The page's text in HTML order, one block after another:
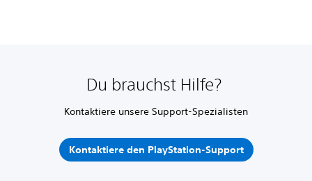
Du brauchst Hilfe?
Kontaktiere unsere Support-Spezialisten
Kontaktiere den PlayStation-Support